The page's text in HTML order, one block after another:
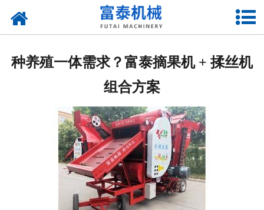
资质荣誉
新闻中心
厂房设备
联系我们
种养殖一体需求？富泰摘果机 + 揉丝机
组合方案